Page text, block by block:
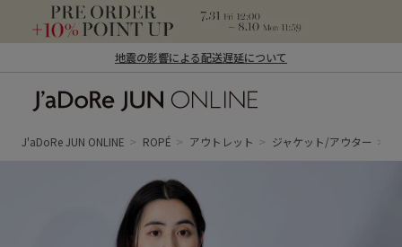
地震の影響による配送遅延について
ン オンライン）
J'aDoRe JUN ONLINE ROPÉ アウトレット ジャケット/アウター